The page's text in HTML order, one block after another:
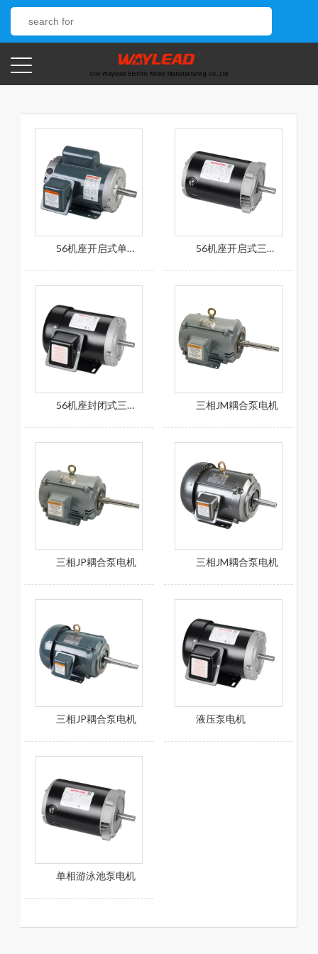
56机座开启式单相喷射泵电机 56机座开启式三相喷射泵电机
56机座封闭式三相喷射泵电机 三相JM耦合泵电机
三相JP耦合泵电机 三相JM耦合泵电机
三相JP耦合泵电机 液压泵电机
单相游泳池泵电机